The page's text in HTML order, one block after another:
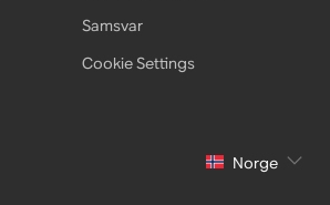
Samsvar
Cookie Settings
Norge